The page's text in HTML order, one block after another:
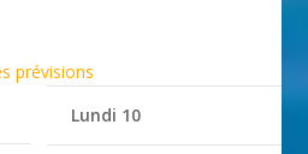
prévisions
Lundi 10